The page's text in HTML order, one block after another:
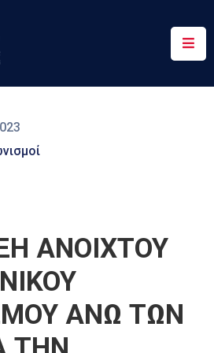
ΑΝΟΙΧΤΟΥ
ΑΝΩ ΤΩΝ